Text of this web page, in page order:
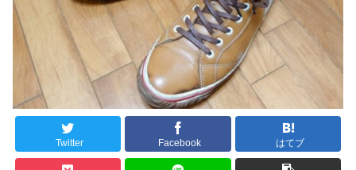
Twitter Facebook はてブ